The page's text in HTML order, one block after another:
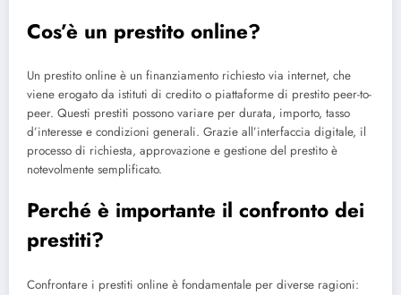
Cos’è un prestito online?
Un prestito online è un finanziamento richiesto via internet, che
viene erogato da istituti di credito o piattaforme di prestito peer-to-
peer. Questi prestiti possono variare per durata, importo, tasso
d’interesse e condizioni generali. Grazie all’interfaccia digitale, il
processo di richiesta, approvazione e gestione del prestito è
notevolmente semplificato.
Perché è importante il confronto dei
prestiti?
Confrontare i prestiti online è fondamentale per diverse ragioni: